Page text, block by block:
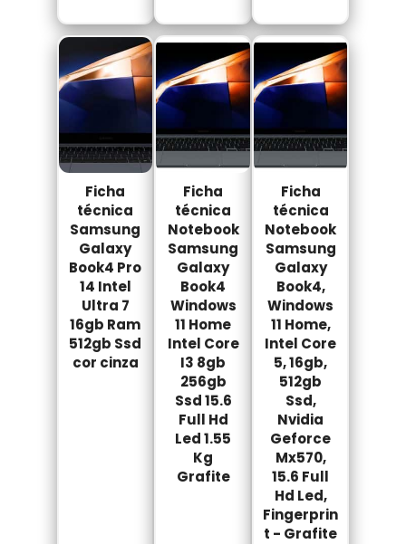
Ficha
técnica
Samsung
Galaxy
Book4 Pro
14 Intel
Ultra 7
16gb Ram
512gb Ssd
cor cinza
Ficha
técnica
Notebook
Samsung
Galaxy
Book4
Windows
11 Home
Intel Core
I3 8gb
256gb
Ssd 15.6
Full Hd
Led 1.55
Kg
Grafite
Ficha
técnica
Notebook
Samsung
Galaxy
Book4,
Windows
11 Home,
Intel Core
5, 16gb,
512gb
Ssd,
Nvidia
Geforce
Mx570,
15.6 Full
Hd Led,
Fingerprin
t - Grafite